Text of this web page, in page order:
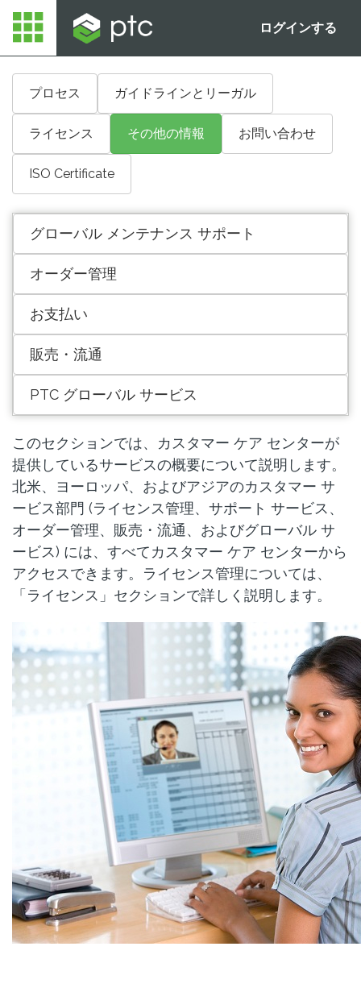
ログインする
プロセス ガイドラインとリーガル
ライセンス その他の情報 お問い合わせ
ISO Certificate
グローバル メンテナンス サポート
オーダー管理
お支払い
販売・流通
PTC グローバル サービス
このセクションでは、カスタマー ケア センターが
提供しているサービスの概要について説明します。
北米、ヨーロッパ、およびアジアのカスタマー サ
ービス部門 (ライセンス管理、サポート サービス、
オーダー管理、販売・流通、およびグローバル サ
ービス) には、すべてカスタマー ケア センターから
アクセスできます。ライセンス管理については、
「ライセンス」セクションで詳しく説明します。